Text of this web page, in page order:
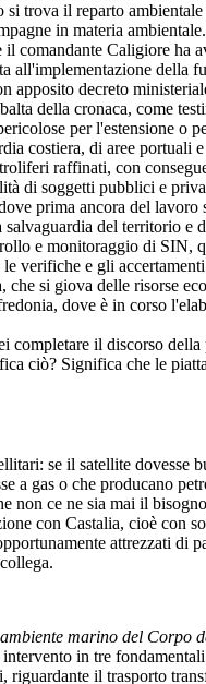
trova il reparto
in materia
comandante Caligiore ha
all'implementazione della
apposito decreto
della cronaca, come
per l'estensione o
costiera, di aree
raffinati, con
di soggetti pubblici e
prima ancora del
del territorio e
e monitoraggio di SIN,
verifiche e gli
si giova delle risorse
dove è in corso
il discorso
ciò? Significa che le
se il satellite
a gas o che producano
non ce ne sia mai il
con Castalia, cioè con
attrezzati di
marino del Corpo
in tre
riguardante il trasporto